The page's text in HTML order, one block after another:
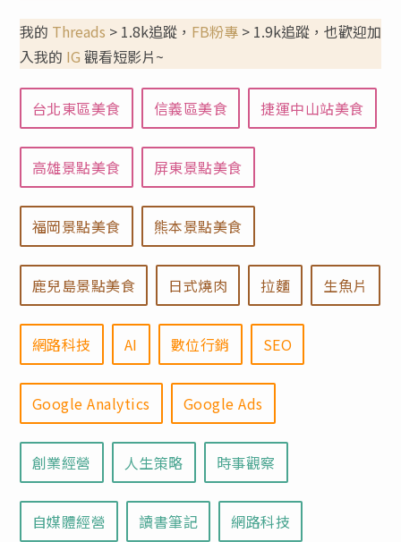
我的 Threads > 1.8k追蹤， FB粉專> 1.9k追蹤，也歡迎加
入我的 IG 觀看短影片~
台北東區美食 信義區美食 捷運中山站美食
高雄景點美食 屏東景點美食
福岡景點美食 熊本景點美食
鹿兒島景點美食 日式燒肉 拉麵 生魚片
網路科技 AI 數位行銷 SEO
Google Analytics Google Ads
創業經營 人生策略 時事觀察
自媒體經營 讀書筆記 網路科技